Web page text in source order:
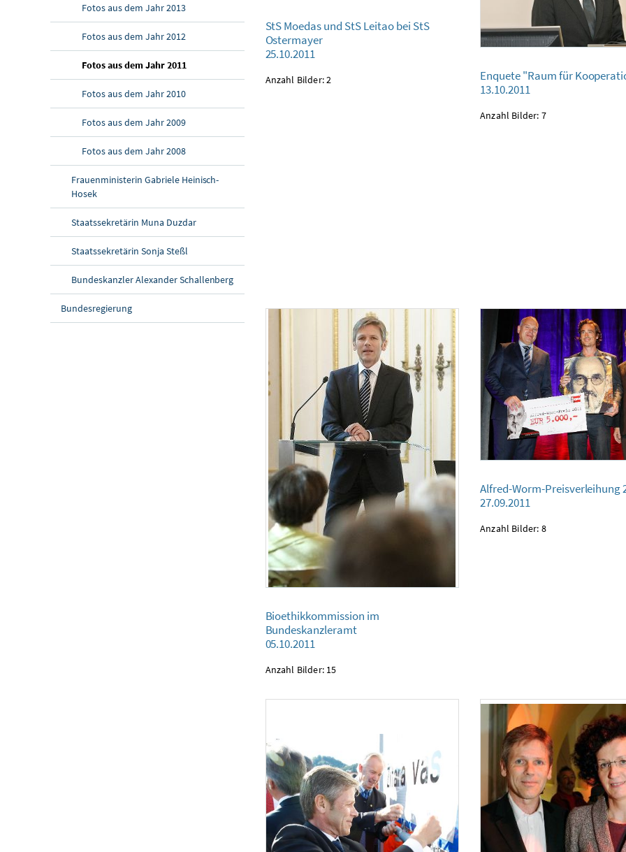
Fotos aus dem Jahr 2013
Fotos aus dem Jahr 2012
Fotos aus dem Jahr 2011
Fotos aus dem Jahr 2010
Fotos aus dem Jahr 2009
Fotos aus dem Jahr 2008
Frauenministerin Gabriele Heinisch-
Hosek
Staatssekretärin Muna Duzdar
Staatssekretärin Sonja Steßl
Bundeskanzler Alexander Schallenberg
Bundesregierung
25.10.2011
StS Moedas und StS Leitao bei StS
Ostermayer
25.10.2011
Anzahl Bilder: 2
13.10.2011
Enquete "Raum für
13.10.2011
Anzahl Bilder: 7
05.10.2011
Bioethikkommission im
Bundeskanzleramt
05.10.2011
Anzahl Bilder: 15
27.09.2011
Alfred-Worm-Preisverleihung
27.09.2011
Anzahl Bilder: 8